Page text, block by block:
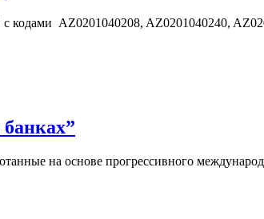
кодами AZ0201040208, AZ0201040240,
на основе прогрессивного